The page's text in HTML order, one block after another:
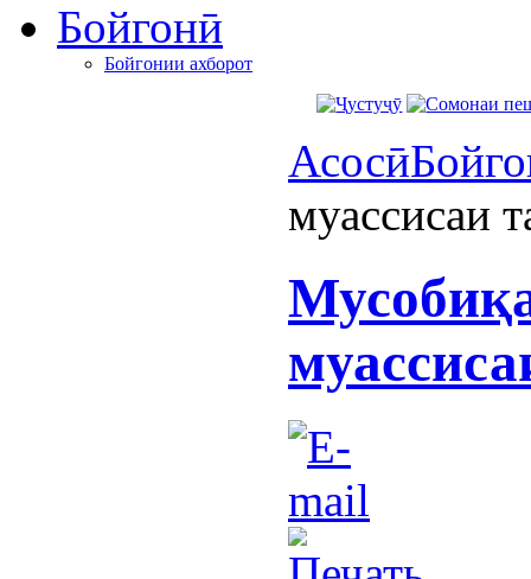
Бойгонӣ
Бойгонии ахборот
Асосӣ
муассисаи